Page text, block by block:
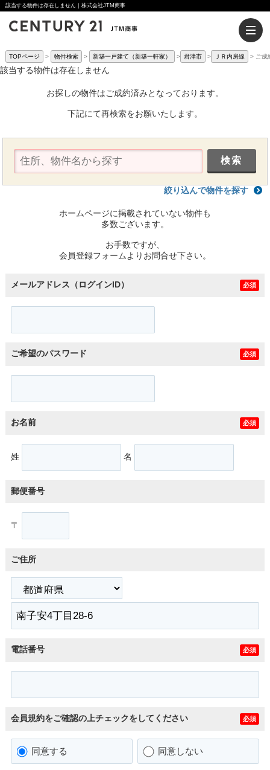
該当する物件は存在しません｜株式会社JTM商事
TOPページ 物件検索 新築一戸建て（新築一軒家） 君津市 ＪＲ内房線 ご成
該当する物件は存在しません
お探しの物件はご成約済みとなっております。
下記にて再検索をお願いたします。
絞り込んで物件を探す
ホームページに掲載されていない物件も
多数ございます。
お手数ですが、
会員登録フォームよりお問合せ下さい。
メールアドレス（ログインID） 必須
ご希望のパスワード 必須
お名前 必須
姓 名
郵便番号
〒
ご住所
電話番号 必須
会員規約をご確認の上チェックをしてください 必須
同意する 同意しない